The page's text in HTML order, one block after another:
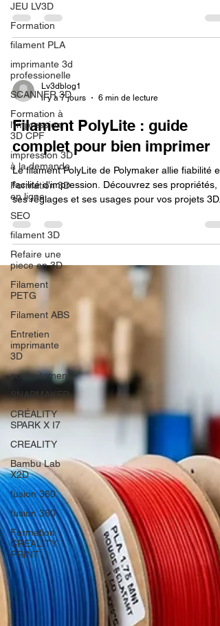
JEU LV3D
Formation
filament PLA
imprimante 3d
professionelle
SCANNER 3D
Formation à
l'impression
3D CPF
impression 3D
à la demande
Formation 3D
en ligne.
SEO
filament 3D
Refaire une
piece en 3D
Filament
PETG
Filament ABS
Entretien
imprimante
3D
postraitement
SNAPMAKER
CRÉALITY
SPARK X I7
CREALITY
Bambu Lab
X2D
fusion 360
fusion 360
Formation
CREALITY
PRINT
connaître.
Lv3dblog1
il y a 7 jours
6 min de lecture
Filament PolyLite : guide
complet pour bien imprimer
Le filament PolyLite de Polymaker allie fiabilité et
facilité d'impression. Découvrez ses propriétés,
ses réglages et ses usages pour vos projets 3D.